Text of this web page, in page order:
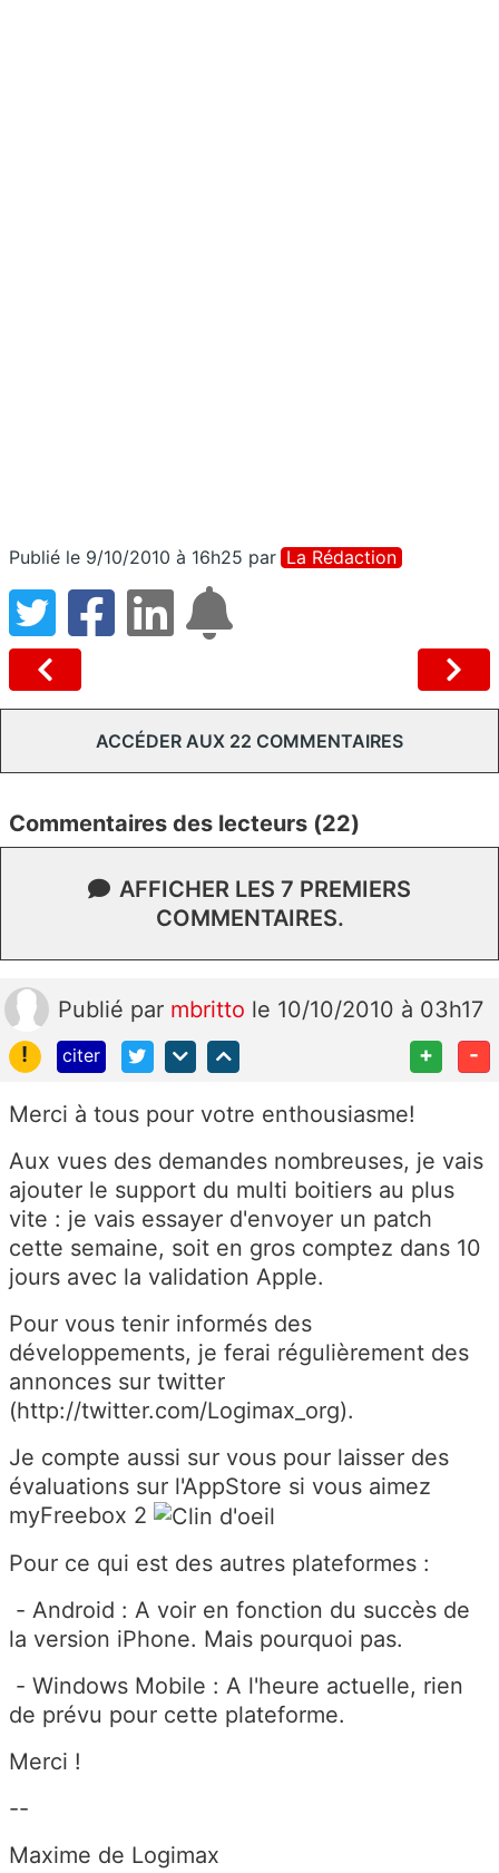
Publié le 9/10/2010 à 16h25 par La Rédaction
ACCÉDER AUX 22 COMMENTAIRES
Commentaires des lecteurs (22)
AFFICHER LES 7 PREMIERS
COMMENTAIRES.
Publié par mbritto le 10/10/2010 à 03h17
!
citer + -
Merci à tous pour votre enthousiasme!
Aux vues des demandes nombreuses, je vais
ajouter le support du multi boitiers au plus
vite : je vais essayer d'envoyer un patch
cette semaine, soit en gros comptez dans 10
jours avec la validation Apple.
Pour vous tenir informés des
développements, je ferai régulièrement des
annonces sur twitter
(http://twitter.com/Logimax_org).
Je compte aussi sur vous pour laisser des
évaluations sur l'AppStore si vous aimez
myFreebox 2
Pour ce qui est des autres plateformes :
- Android : A voir en fonction du succès de
la version iPhone. Mais pourquoi pas.
- Windows Mobile : A l'heure actuelle, rien
de prévu pour cette plateforme.
Merci !
--
Maxime de Logimax